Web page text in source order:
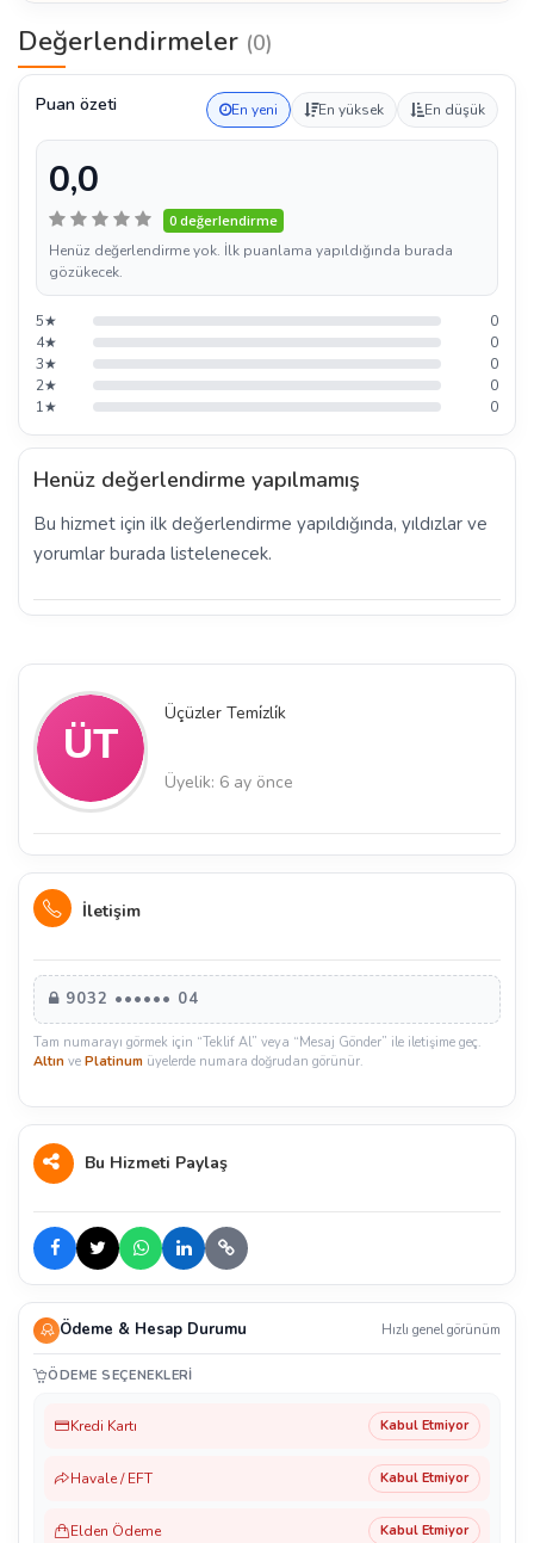
Değerlendirmeler (0)
Puan özeti En yeni En yüksek En düşük
0,0
0 değerlendirme
Henüz değerlendirme yok. İlk puanlama yapıldığında burada
gözükecek.
5★
0
4★
0
3★
0
2★
0
1★
0
Henüz değerlendirme yapılmamış
Bu hizmet için ilk değerlendirme yapıldığında, yıldızlar ve
yorumlar burada listelenecek.
Üçüzler Temi̇zli̇k
Üyelik: 6 ay önce
İletişim
9032 •••••• 04
Tam numarayı görmek için “Teklif Al” veya “Mesaj Gönder” ile iletişime geç.
Altın ve Platinum üyelerde numara doğrudan görünür.
Bu Hizmeti Paylaş
Ödeme & Hesap Durumu Hızlı genel görünüm
ÖDEME SEÇENEKLERI
Kredi Kartı Kabul Etmiyor
Havale / EFT Kabul Etmiyor
Elden Ödeme Kabul Etmiyor